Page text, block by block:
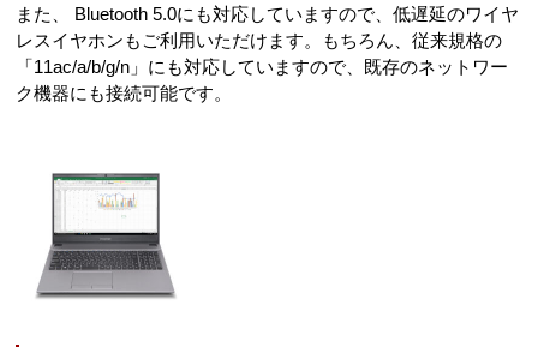
また、 Bluetooth 5.0にも対応していますので、低遅延のワイヤ
レスイヤホンもご利用いただけます。もちろん、従来規格の
「11ac/a/b/g/n」にも対応していますので、既存のネットワー
ク機器にも接続可能です。